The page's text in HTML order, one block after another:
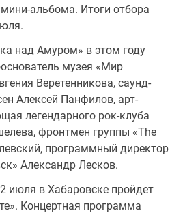
альбома. Итоги отбора
над Амуром» в этом году
музея «Мир
Веретенникова, саунд-
Алексей Панфилов, арт-
легендарного рок-клуба
фронтмен группы «The
программный директор
Александр Лесков.
июля в Хабаровске пройдет
Концертная программа